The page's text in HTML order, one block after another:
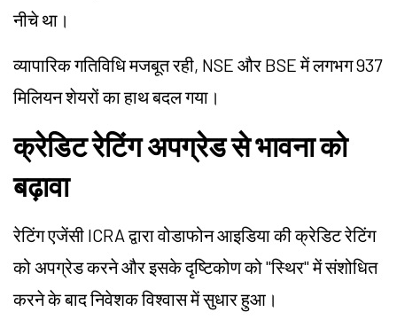
नीचे था।
व्यापारिक गतिविधि मजबूत रही, NSE और BSE में लगभग 937
मिलियन शेयरों का हाथ बदल गया।
क्रेडिट रेटिंग अपग्रेड से भावना को
बढ़ावा
रेटिंग एजेंसी ICRA द्वारा वोडाफोन आइडिया की क्रेडिट रेटिंग
को अपग्रेड करने और इसके दृष्टिकोण को "स्थिर" में संशोधित
करने के बाद निवेशक विश्वास में सुधार हुआ।